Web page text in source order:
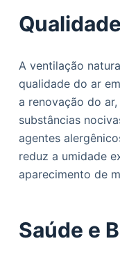
A ventilação
qualidade do ar
a renovação do
substâncias
agentes
reduz a umidade
aparecimento de
Saúde e